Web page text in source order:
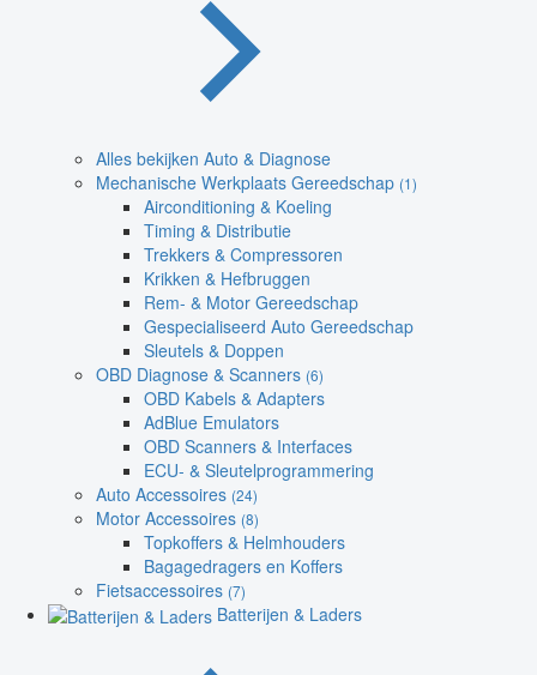
Alles bekijken Auto & Diagnose
Mechanische Werkplaats Gereedschap (1)
Airconditioning & Koeling
Timing & Distributie
Trekkers & Compressoren
Krikken & Hefbruggen
Rem- & Motor Gereedschap
Gespecialiseerd Auto Gereedschap
Sleutels & Doppen
OBD Diagnose & Scanners (6)
OBD Kabels & Adapters
AdBlue Emulators
OBD Scanners & Interfaces
ECU- & Sleutelprogrammering
Auto Accessoires (24)
Motor Accessoires (8)
Topkoffers & Helmhouders
Bagagedragers en Koffers
Fietsaccessoires (7)
Batterijen & Laders